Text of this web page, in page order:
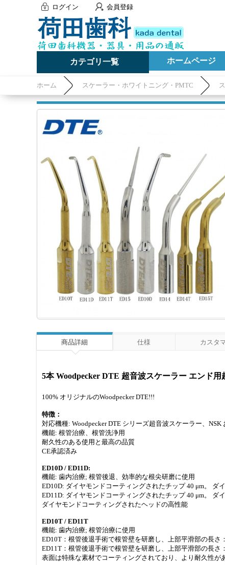
ログイン 会員登録
カテゴリ一覧 ホームページ
ホーム スケーラー・ホワイトニング・PMTC
商品詳細 仕様 カスタ
5本 Woodpecker DTE 超音波スケーラー エンド用
100% オリジナルのWoodpecker DTE!!!
特徴：
対応機種: Woodpecker DTE シリーズ超音波スケーラー、NSK
機能: 根管治療、根管洗浄用
耐久性のある使用と最高の品質
CE承認済み
ED10D / ED11D:
機能: 歯内治療; 根管後退、効率的な根尖研磨に使用
ED10D: ダイヤモンドコーティングされたチップ 40 μm。 ダ
ED11D: ダイヤモンドコーティングされたチップ 40 μm。 ダ
ダイヤモンドコーティングされたヘッドの高性能
ED10T / ED11T
機能: 歯内治療; 根管治療に使用
ED10T：根管後退手術で根管壁を研磨し、上部平滑部の長さ
ED11T：根管後退手術で根管壁を研磨し、上部平滑部の長さ
表面は特殊な素材でコーティングされており、より耐久性が